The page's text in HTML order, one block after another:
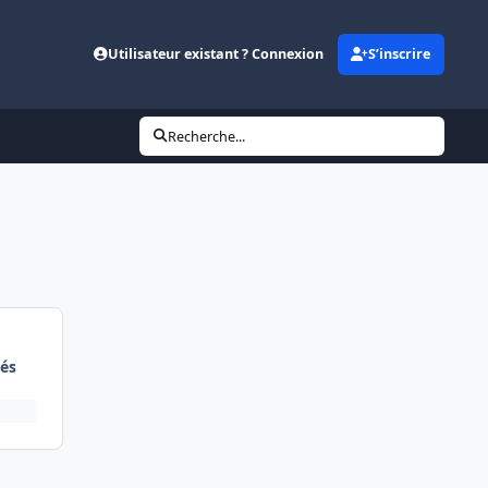
Utilisateur existant ? Connexion S’inscrire
Recherche...